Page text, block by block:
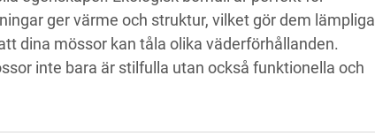
ger värme och struktur, vilket gör dem lämpliga
dina mössor kan tåla olika väderförhållanden.
inte bara är stilfulla utan också funktionella och